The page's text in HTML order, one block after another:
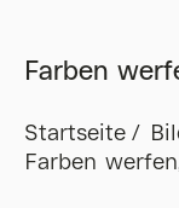
Farben
Startseite
Farben